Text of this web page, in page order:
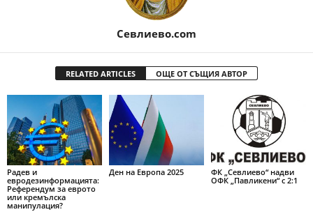
Севлиево.com
RELATED ARTICLES ОЩЕ ОТ СЪЩИЯ АВТОР
Радев и
евродезинформацията:
Референдум за еврото
или кремълска
манипулация?
Ден на Европа 2025
ФК „Севлиево“ надви
ОФК „Павликени“ с 2:1